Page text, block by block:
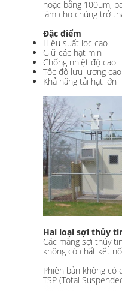
hoặc bằng 100μm,
làm cho chúng trở
Đặc điểm
Hiệu suất lọc cao
Giữ các hạt mịn
Chống nhiệt độ cao
Tốc độ lưu lượng cao
Khả năng tải hạt lớn
Hai loại sợi thủy
Các màng sợi thủy
không có chất kết
Phiên bản không có
TSP (Total